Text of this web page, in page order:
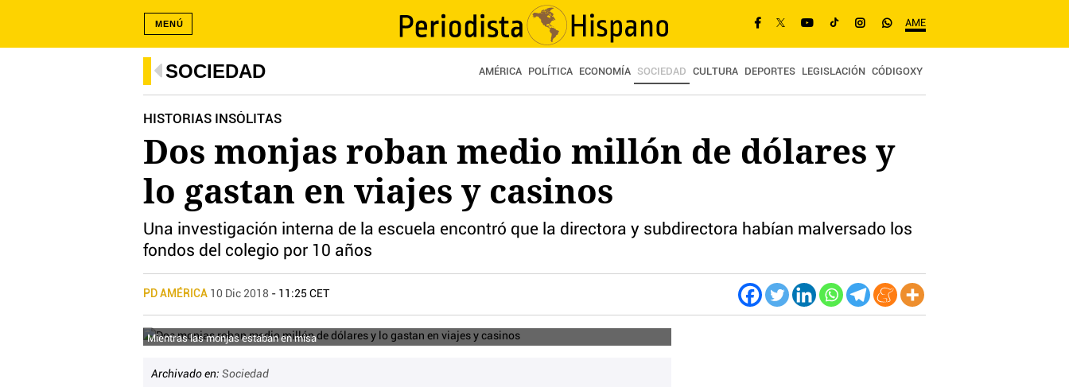
AME
MENÚ
SOCIEDAD AMÉRICA POLÍTICA ECONOMÍA SOCIEDAD CULTURA DEPORTES LEGISLACIÓN CÓDIGOXY
HISTORIAS INSÓLITAS
Dos monjas roban medio millón de dólares y
lo gastan en viajes y casinos
Una investigación interna de la escuela encontró que la directora y subdirectora habían malversado los
fondos del colegio por 10 años
PD AMÉRICA 10 Dic 2018 - 11:25 CET
Mientras las monjas estaban en misa
Archivado en: Sociedad